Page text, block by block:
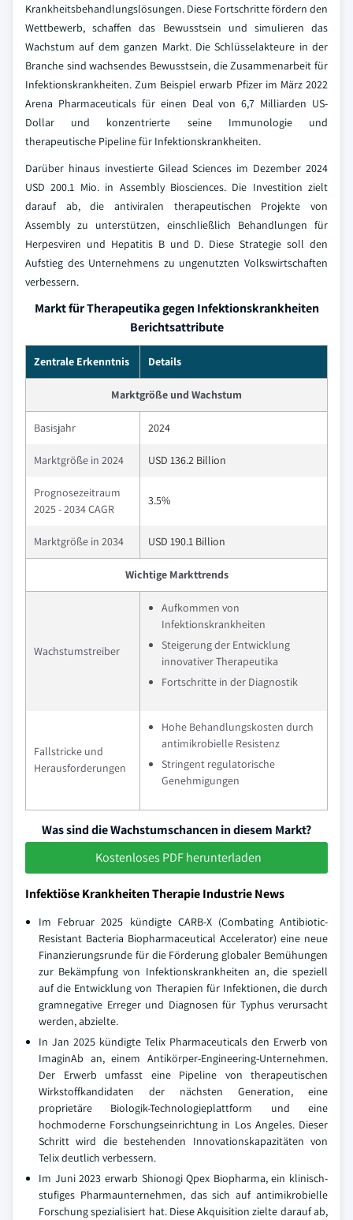
Krankheitsbehandlungslösungen. Diese Fortschritte fördern den
Wettbewerb, schaffen das Bewusstsein und simulieren das
Wachstum auf dem ganzen Markt. Die Schlüsselakteure in der
Branche sind wachsendes Bewusstsein, die Zusammenarbeit für
Infektionskrankheiten. Zum Beispiel erwarb Pfizer im März 2022
Arena Pharmaceuticals für einen Deal von 6,7 Milliarden US-
Dollar und konzentrierte seine Immunologie und
therapeutische Pipeline für Infektionskrankheiten.
Darüber hinaus investierte Gilead Sciences im Dezember 2024
USD 200.1 Mio. in Assembly Biosciences. Die Investition zielt
darauf ab, die antiviralen therapeutischen Projekte von
Assembly zu unterstützen, einschließlich Behandlungen für
Herpesviren und Hepatitis B und D. Diese Strategie soll den
Aufstieg des Unternehmens zu ungenutzten Volkswirtschaften
verbessern.
Markt für Therapeutika gegen Infektionskrankheiten
Berichtsattribute
Zentrale Erkenntnis Details
Marktgröße und Wachstum
Basisjahr 2024
Marktgröße in 2024 USD 136.2 Billion
Prognosezeitraum
2025 - 2034 CAGR
3.5%
Marktgröße in 2034 USD 190.1 Billion
Wichtige Markttrends
Wachstumstreiber
Aufkommen von
Infektionskrankheiten
Steigerung der Entwicklung
innovativer Therapeutika
Fortschritte in der Diagnostik
Fallstricke und
Herausforderungen
Hohe Behandlungskosten durch
antimikrobielle Resistenz
Stringent regulatorische
Genehmigungen
Was sind die Wachstumschancen in diesem Markt?
Kostenloses PDF herunterladen
Infektiöse Krankheiten Therapie Industrie News
Im Februar 2025 kündigte CARB-X (Combating Antibiotic-
Resistant Bacteria Biopharmaceutical Accelerator) eine neue
Finanzierungsrunde für die Förderung globaler Bemühungen
zur Bekämpfung von Infektionskrankheiten an, die speziell
auf die Entwicklung von Therapien für Infektionen, die durch
gramnegative Erreger und Diagnosen für Typhus verursacht
werden, abzielte.
In Jan 2025 kündigte Telix Pharmaceuticals den Erwerb von
ImaginAb an, einem Antikörper-Engineering-Unternehmen.
Der Erwerb umfasst eine Pipeline von therapeutischen
Wirkstoffkandidaten der nächsten Generation, eine
proprietäre Biologik-Technologieplattform und eine
hochmoderne Forschungseinrichtung in Los Angeles. Dieser
Schritt wird die bestehenden Innovationskapazitäten von
Telix deutlich verbessern.
Im Juni 2023 erwarb Shionogi Qpex Biopharma, ein klinisch-
stufiges Pharmaunternehmen, das sich auf antimikrobielle
Forschung spezialisiert hat. Diese Akquisition zielte darauf ab,